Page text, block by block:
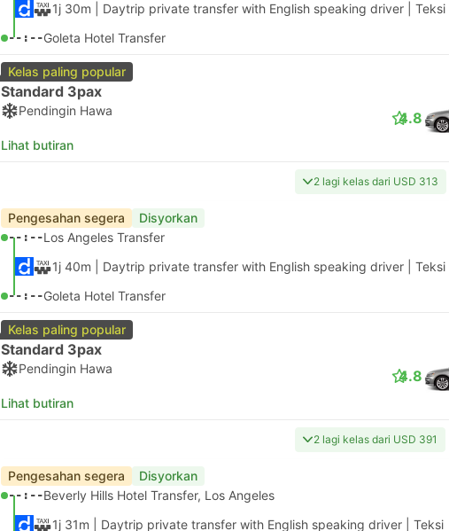
1j 30m | Daytrip private transfer with English speaking driver Teksi
--:--Goleta Hotel Transfer
Kelas paling popular
Standard 3pax
Pendingin Hawa
Lihat butiran
4.8
2 lagi kelas dari USD 313
Pengesahan segera Disyorkan
--:--Los Angeles Transfer
1j 40m | Daytrip private transfer with English speaking driver Teksi
--:--Goleta Hotel Transfer
Kelas paling popular
Standard 3pax
Pendingin Hawa
Lihat butiran
4.8
2 lagi kelas dari USD 391
Pengesahan segera Disyorkan
--:--Beverly Hills Hotel Transfer, Los Angeles
1j 31m | Daytrip private transfer with English speaking driver Teksi